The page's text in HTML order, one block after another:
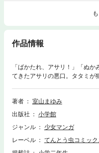
作品情報
「ばかたれ、アサリ！」「ぬ
てきたアサリの悪口。タタミ
著者
室山まゆみ
出版社
小学館
ジャンル
少女マンガ
レーベル
てんとう虫コミック